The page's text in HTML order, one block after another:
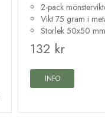
2-pack
Vikt 75 gram i
Storlek 50x50 mm
132 kr
INFO